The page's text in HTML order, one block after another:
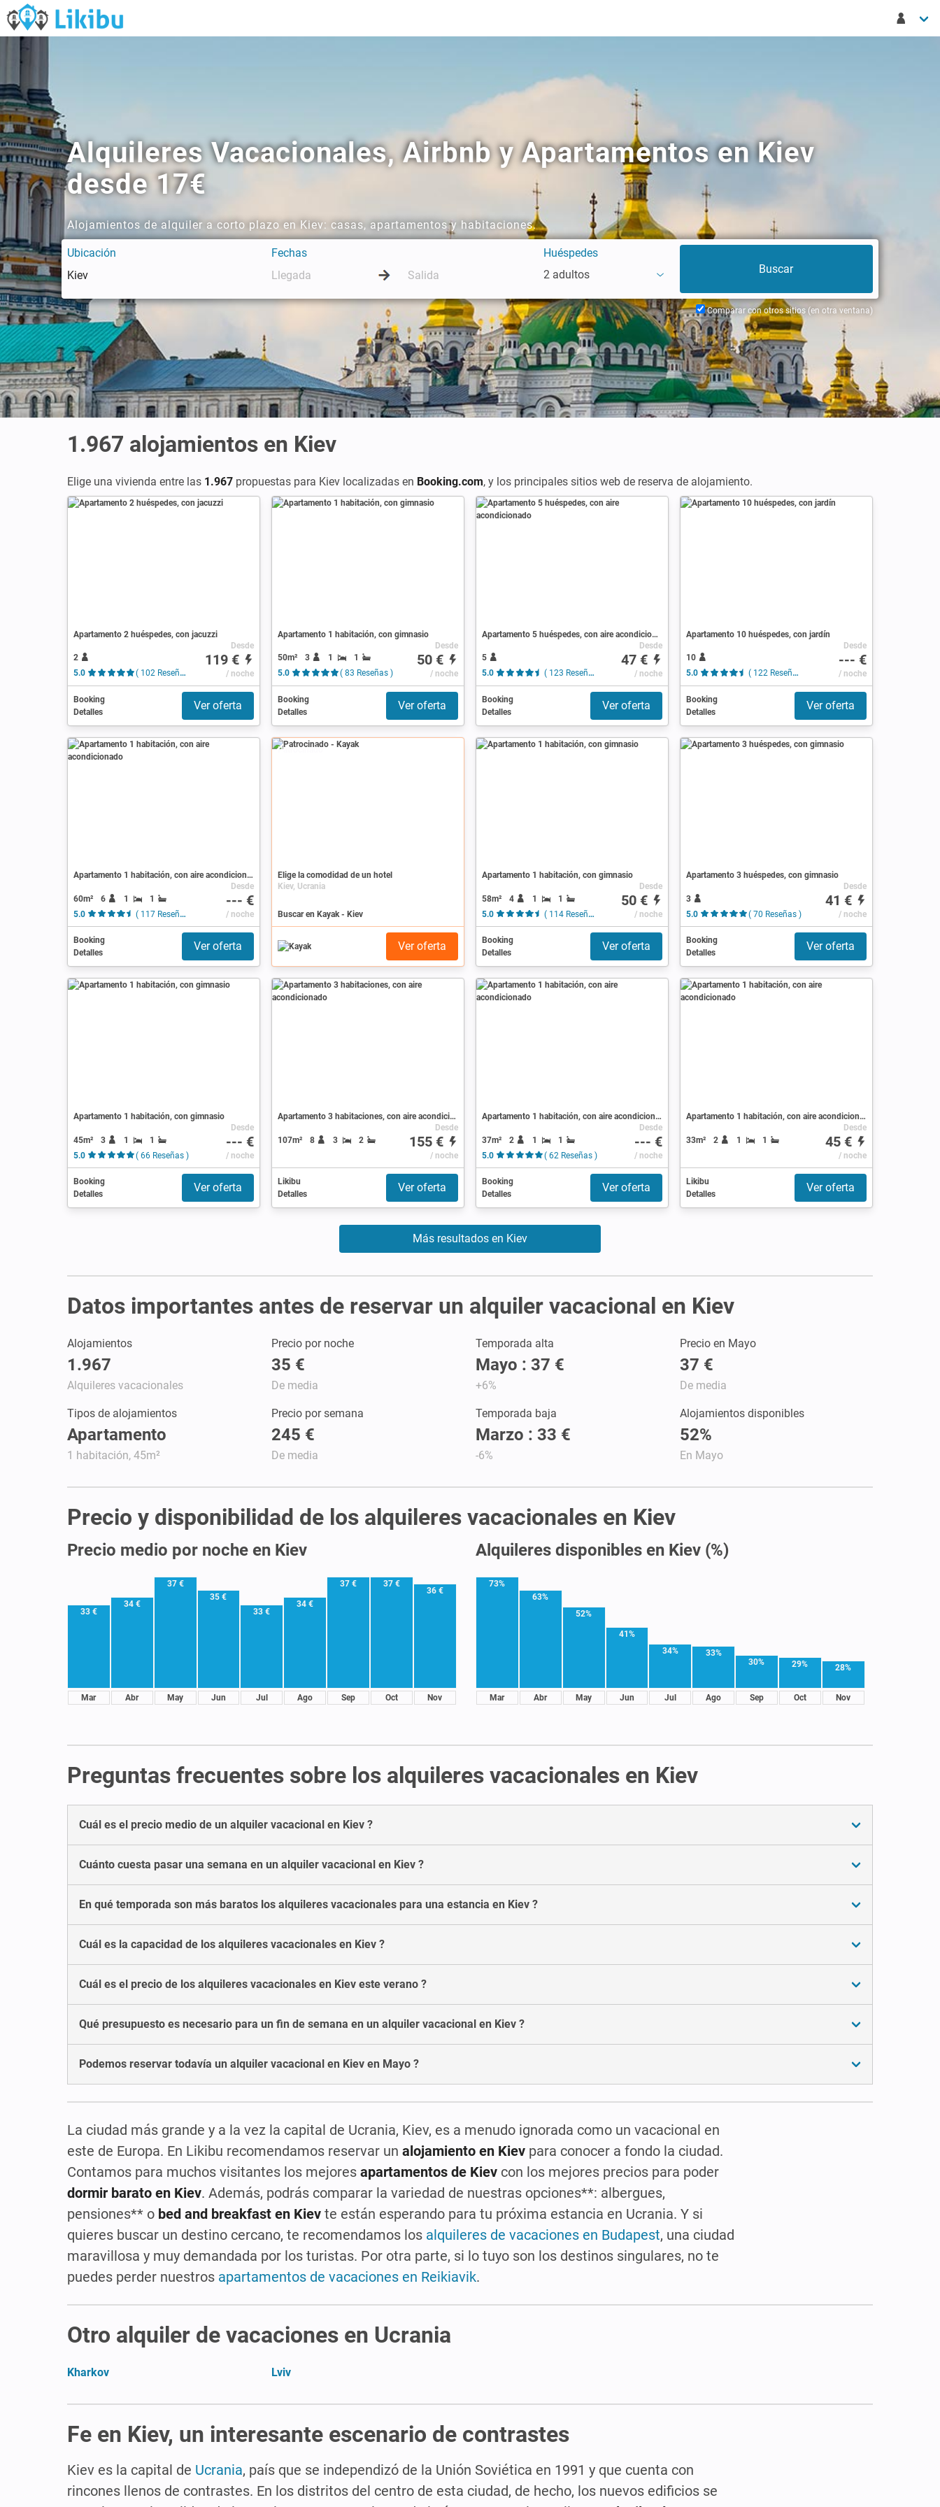
Alquileres Vacacionales, Airbnb y Apartamentos en Kiev
desde 17€
Alojamientos de alquiler a corto plazo en Kiev: casas, apartamentos y habitaciones.
Ubicación Fechas
Huéspedes
2 adultos
Comparar con otros sitios (en otra ventana)
1.967 alojamientos en Kiev
Elige una vivienda entre las 1.967 propuestas para Kiev localizadas en Booking.com, y los principales sitios web de reserva de alojamiento.
Apartamento 2 huéspedes, con jacuzzi
2
5.0
( 102 Reseñas )
Desde
119 €
/ noche
Booking
Detalles
Ver oferta
Apartamento 1 habitación, con gimnasio
50m² 3 1
1
5.0
( 83 Reseñas )
Desde
50 €
/ noche
Booking
Detalles
Ver oferta
Apartamento 5 huéspedes, con aire acondicionado
5
5.0
( 123 Reseñas )
Desde
47 €
/ noche
Booking
Detalles
Ver oferta
Apartamento 10 huéspedes, con jardín
10
5.0
( 122 Reseñas )
Desde
--- €
/ noche
Booking
Detalles
Ver oferta
Apartamento 1 habitación, con aire acondicionado
60m² 6 1
1
5.0
( 117 Reseñas )
Desde
--- €
/ noche
Booking
Detalles
Ver oferta
Patrocinado
Elige la comodidad de un hotel
Kiev, Ucrania
Buscar en Kayak - Kiev
Ver oferta
Apartamento 1 habitación, con gimnasio
58m² 4 1
1
5.0
( 114 Reseñas )
Desde
50 €
/ noche
Booking
Detalles
Ver oferta
Apartamento 3 huéspedes, con gimnasio
3
5.0
( 70 Reseñas )
Desde
41 €
/ noche
Booking
Detalles
Ver oferta
Apartamento 1 habitación, con gimnasio
45m² 3 1
1
5.0
( 66 Reseñas )
Desde
--- €
/ noche
Booking
Detalles
Ver oferta
Apartamento 3 habitaciones, con aire acondicionado
107m² 8 3 2
Desde
155 €
/ noche
Likibu
Detalles
Ver oferta
Apartamento 1 habitación, con aire acondicionado
37m² 2 1
1
5.0
( 62 Reseñas )
Desde
--- €
/ noche
Booking
Detalles
Ver oferta
Apartamento 1 habitación, con aire acondicionado
33m² 2 1 1
Desde
45 €
/ noche
Likibu
Detalles
Ver oferta
Más resultados en Kiev
Datos importantes antes de reservar un alquiler vacacional en Kiev
Alojamientos
1.967
Alquileres vacacionales
Precio por noche
35 €
De media
Temporada alta
Mayo : 37 €
+6%
Precio en Mayo
37 €
De media
Tipos de alojamientos
Apartamento
1 habitación, 45m²
Precio por semana
245 €
De media
Temporada baja
Marzo : 33 €
-6%
Alojamientos disponibles
52%
En Mayo
Precio y disponibilidad de los alquileres vacacionales en Kiev
Precio medio por noche en Kiev
33 €
Mar
34 €
Abr
37 €
May
35 €
Jun
33 €
Jul
34 €
Ago
37 €
Sep
37 €
Oct
36 €
Nov
Alquileres disponibles en Kiev (%)
73%
Mar
63%
Abr
52%
May
41%
Jun
34%
Jul
33%
Ago
30%
Sep
29%
Oct
28%
Nov
Preguntas frecuentes sobre los alquileres vacacionales en Kiev
Cuál es el precio medio de un alquiler vacacional en Kiev ?
Cuánto cuesta pasar una semana en un alquiler vacacional en Kiev ?
En qué temporada son más baratos los alquileres vacacionales para una estancia en Kiev ?
Cuál es la capacidad de los alquileres vacacionales en Kiev ?
Cuál es el precio de los alquileres vacacionales en Kiev este verano ?
Qué presupuesto es necesario para un fin de semana en un alquiler vacacional en Kiev ?
Podemos reservar todavía un alquiler vacacional en Kiev en Mayo ?
La ciudad más grande y a la vez la capital de Ucrania, Kiev, es a menudo ignorada como un vacacional en
este de Europa. En Likibu recomendamos reservar un alojamiento en Kiev para conocer a fondo la ciudad.
Contamos para muchos visitantes los mejores apartamentos de Kiev con los mejores precios para poder
dormir barato en Kiev. Además, podrás comparar la variedad de nuestras opciones**: albergues,
pensiones** o bed and breakfast en Kiev te están esperando para tu próxima estancia en Ucrania. Y si
quieres buscar un destino cercano, te recomendamos los alquileres de vacaciones en Budapest, una ciudad
maravillosa y muy demandada por los turistas. Por otra parte, si lo tuyo son los destinos singulares, no te
puedes perder nuestros apartamentos de vacaciones en Reikiavik.
Otro alquiler de vacaciones en Ucrania
Kharkov Lviv
Fe en Kiev, un interesante escenario de contrastes
Kiev es la capital de Ucrania, país que se independizó de la Unión Soviética en 1991 y que cuenta con
rincones llenos de contrastes. En los distritos del centro de esta ciudad, de hecho, los nuevos edificios se